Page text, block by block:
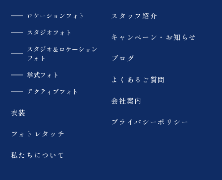
ロケーションフォト
スタジオフォト
スタジオ＆ロケーション
フォト
挙式フォト
アクティブフォト
衣装
フォトレタッチ
私たちについて
スタッフ紹介
キャンペーン・お知らせ
ブログ
よくあるご質問
会社案内
プライバシーポリシー